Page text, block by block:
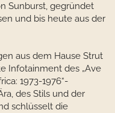
Sunburst, gegründet
und bis heute aus der
aus dem Hause Strut
Infotainment des „Ave
1973-1976“-
des Stils und der
schlüsselt die